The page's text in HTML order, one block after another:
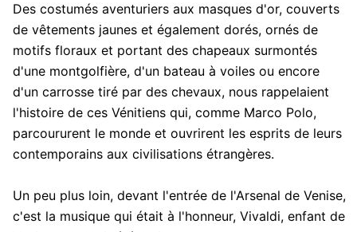
Des costumés aventuriers aux masques d'or, couverts
de vêtements jaunes et également dorés, ornés de
motifs floraux et portant des chapeaux surmontés
d'une montgolfière, d'un bateau à voiles ou encore
d'un carrosse tiré par des chevaux, nous rappelaient
l'histoire de ces Vénitiens qui, comme Marco Polo,
parcoururent le monde et ouvrirent les esprits de leurs
contemporains aux civilisations étrangères.
Un peu plus loin, devant l'entrée de l'Arsenal de Venise,
c'est la musique qui était à l'honneur, Vivaldi, enfant de